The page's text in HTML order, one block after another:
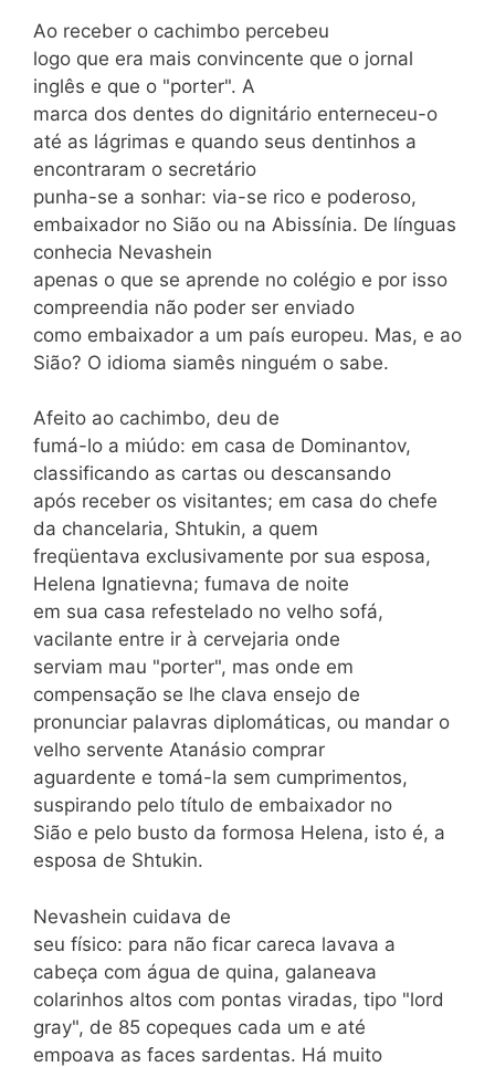
Ao receber o cachimbo percebeu
logo que era mais convincente que o jornal
inglês e que o "porter". A
marca dos dentes do dignitário enterneceu-o
até as lágrimas e quando seus dentinhos a
encontraram o secretário
punha-se a sonhar: via-se rico e poderoso,
embaixador no Sião ou na Abissínia. De línguas
conhecia Nevashein
apenas o que se aprende no colégio e por isso
compreendia não poder ser enviado
como embaixador a um país europeu. Mas, e ao
Sião? O idioma siamês ninguém o sabe.
Afeito ao cachimbo, deu de
fumá-lo a miúdo: em casa de Dominantov,
classificando as cartas ou descansando
após receber os visitantes; em casa do chefe
da chancelaria, Shtukin, a quem
freqüentava exclusivamente por sua esposa,
Helena Ignatievna; fumava de noite
em sua casa refestelado no velho sofá,
vacilante entre ir à cervejaria onde
serviam mau "porter", mas onde em
compensação se lhe clava ensejo de
pronunciar palavras diplomáticas, ou mandar o
velho servente Atanásio comprar
aguardente e tomá-la sem cumprimentos,
suspirando pelo título de embaixador no
Sião e pelo busto da formosa Helena, isto é, a
esposa de Shtukin.
Nevashein cuidava de
seu físico: para não ficar careca lavava a
cabeça com água de quina, galaneava
colarinhos altos com pontas viradas, tipo "lord
gray", de 85 copeques cada um e até
empoava as faces sardentas. Há muito